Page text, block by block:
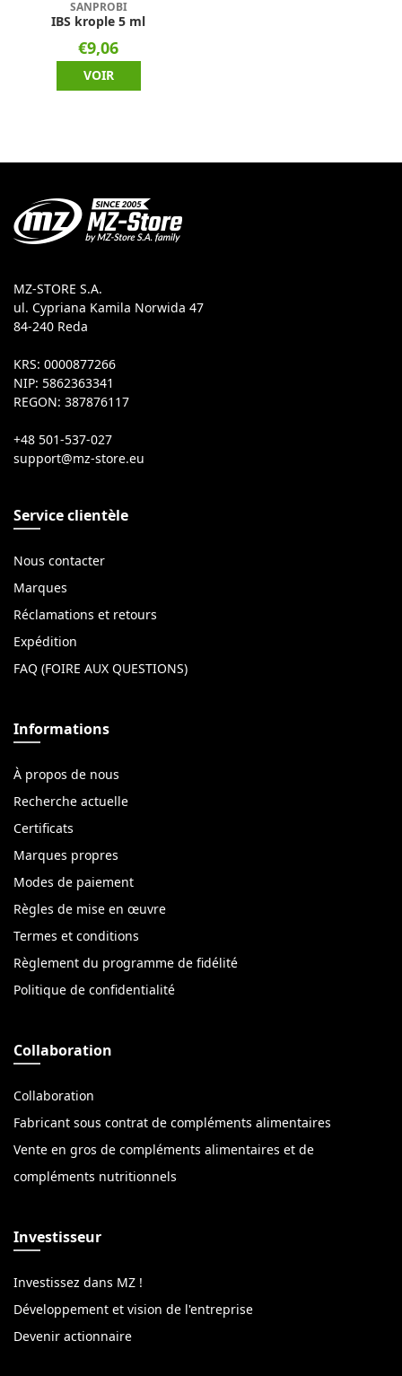
SANPROBI
IBS krople 5 ml
€9,06
VOIR
MZ-STORE S.A.
ul. Cypriana Kamila Norwida 47
84-240 Reda
KRS: 0000877266
NIP: 5862363341
REGON: 387876117
+48 501-537-027
Service clientèle
Nous contacter
Marques
Réclamations et retours
Expédition
FAQ (FOIRE AUX QUESTIONS)
Informations
À propos de nous
Recherche actuelle
Certificats
Marques propres
Modes de paiement
Règles de mise en œuvre
Termes et conditions
Règlement du programme de fidélité
Politique de confidentialité
Collaboration
Collaboration
Fabricant sous contrat de compléments alimentaires
Vente en gros de compléments alimentaires et de
compléments nutritionnels
Investisseur
Investissez dans MZ !
Développement et vision de l'entreprise
Devenir actionnaire